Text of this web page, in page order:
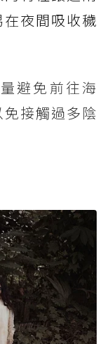
夜間吸收穢
避免前往海
接觸過多陰